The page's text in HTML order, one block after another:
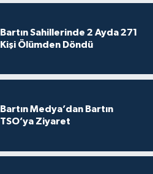
Bartın Sahillerinde 2 Ayda 271
Kişi Ölümden Döndü
Bartın Medya’dan Bartın
TSO’ya Ziyaret